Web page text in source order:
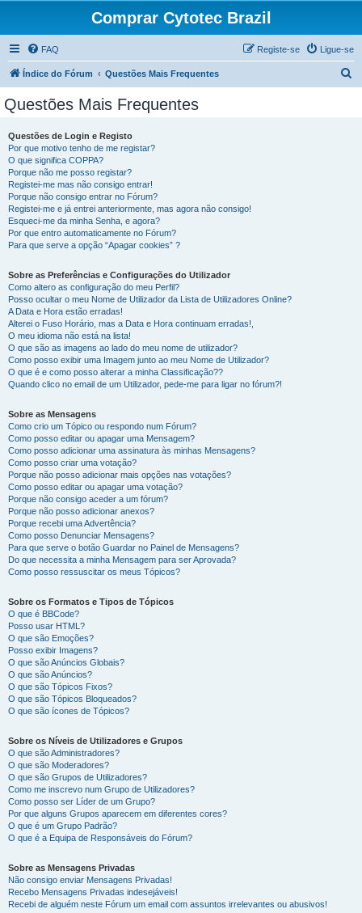
Comprar Cytotec Brazil
FAQ Ligue-se
Registe-se
Índice do Fórum Questões Mais Frequentes
Questões Mais Frequentes
Questões de Login e Registo
Por que motivo tenho de me registar?
O que significa COPPA?
Porque não me posso registar?
Registei-me mas não consigo entrar!
Porque não consigo entrar no Fórum?
Registei-me e já entrei anteriormente, mas agora não consigo!
Esqueci-me da minha Senha, e agora?
Por que entro automaticamente no Fórum?
Para que serve a opção “Apagar cookies” ?
Sobre as Preferências e Configurações do Utilizador
Como altero as configuração do meu Perfil?
Posso ocultar o meu Nome de Utilizador da Lista de Utilizadores Online?
A Data e Hora estão erradas!
Alterei o Fuso Horário, mas a Data e Hora continuam erradas!,
O meu idioma não está na lista!
O que são as imagens ao lado do meu nome de utilizador?
Como posso exibir uma Imagem junto ao meu Nome de Utilizador?
O que é e como posso alterar a minha Classificação??
Quando clico no email de um Utilizador, pede-me para ligar no fórum?!
Sobre as Mensagens
Como crio um Tópico ou respondo num Fórum?
Como posso editar ou apagar uma Mensagem?
Como posso adicionar uma assinatura às minhas Mensagens?
Como posso criar uma votação?
Porque não posso adicionar mais opções nas votações?
Como posso editar ou apagar uma votação?
Porque não consigo aceder a um fórum?
Porque não posso adicionar anexos?
Porque recebi uma Advertência?
Como posso Denunciar Mensagens?
Para que serve o botão Guardar no Painel de Mensagens?
Do que necessita a minha Mensagem para ser Aprovada?
Como posso ressuscitar os meus Tópicos?
Sobre os Formatos e Tipos de Tópicos
O que é BBCode?
Posso usar HTML?
O que são Emoções?
Posso exibir Imagens?
O que são Anúncios Globais?
O que são Anúncios?
O que são Tópicos Fixos?
O que são Tópicos Bloqueados?
O que são ícones de Tópicos?
Sobre os Níveis de Utilizadores e Grupos
O que são Administradores?
O que são Moderadores?
O que são Grupos de Utilizadores?
Como me inscrevo num Grupo de Utilizadores?
Como posso ser Líder de um Grupo?
Por que alguns Grupos aparecem em diferentes cores?
O que é um Grupo Padrão?
O que é a Equipa de Responsáveis do Fórum?
Sobre as Mensagens Privadas
Não consigo enviar Mensagens Privadas!
Recebo Mensagens Privadas indesejáveis!
Recebi de alguém neste Fórum um email com assuntos irrelevantes ou abusivos!